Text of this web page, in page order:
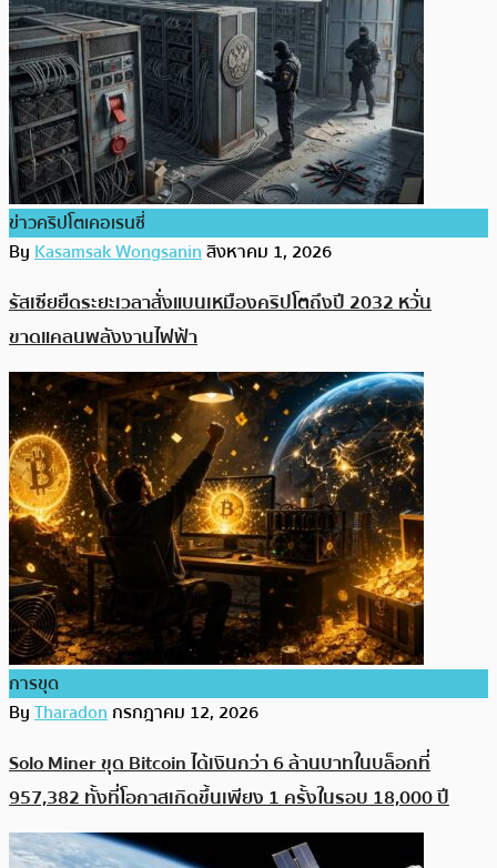
ข่าวคริปโตเคอเรนซี่
ByKasamsak Wongsaninสิงหาคม 1, 2026
รัสเซียยืดระยะเวลาสั่งแบนเหมืองคริปโตถึงปี 2032 หวั่น
ขาดแคลนพลังงานไฟฟ้า
การขุด
ByTharadonกรกฎาคม 12, 2026
Solo Miner ขุด Bitcoin ได้เงินกว่า 6 ล้านบาทในบล็อกที่
957,382 ทั้งที่โอกาสเกิดขึ้นเพียง 1 ครั้งในรอบ 18,000 ปี